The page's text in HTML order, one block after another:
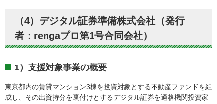
（4）デジタル証券準備株式会社（発行
者：rengaプロ第1号合同会社）
1）支援対象事業の概要
東京都内の賃貸マンション3棟を投資対象とする不動産ファンドを組
成し、その出資持分を裏付けとするデジタル証券を適格機関投資家